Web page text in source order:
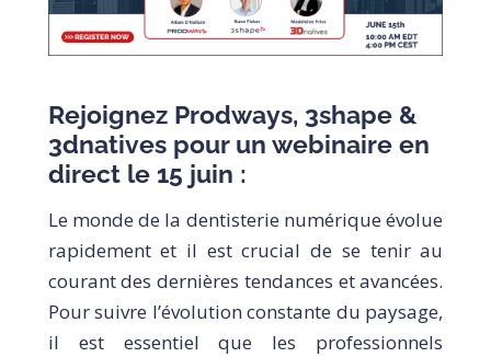
Rejoignez Prodways, 3shape &
3dnatives pour un webinaire en
direct le 15 juin :
Le monde de la dentisterie numérique évolue
rapidement et il est crucial de se tenir au
courant des dernières tendances et avancées.
Pour suivre l’évolution constante du paysage,
il est essentiel que les professionnels